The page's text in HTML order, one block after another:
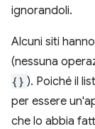
ignorandoli.
Alcuni siti
(nessuna
{} ). Poiché il
per essere
che lo abbia